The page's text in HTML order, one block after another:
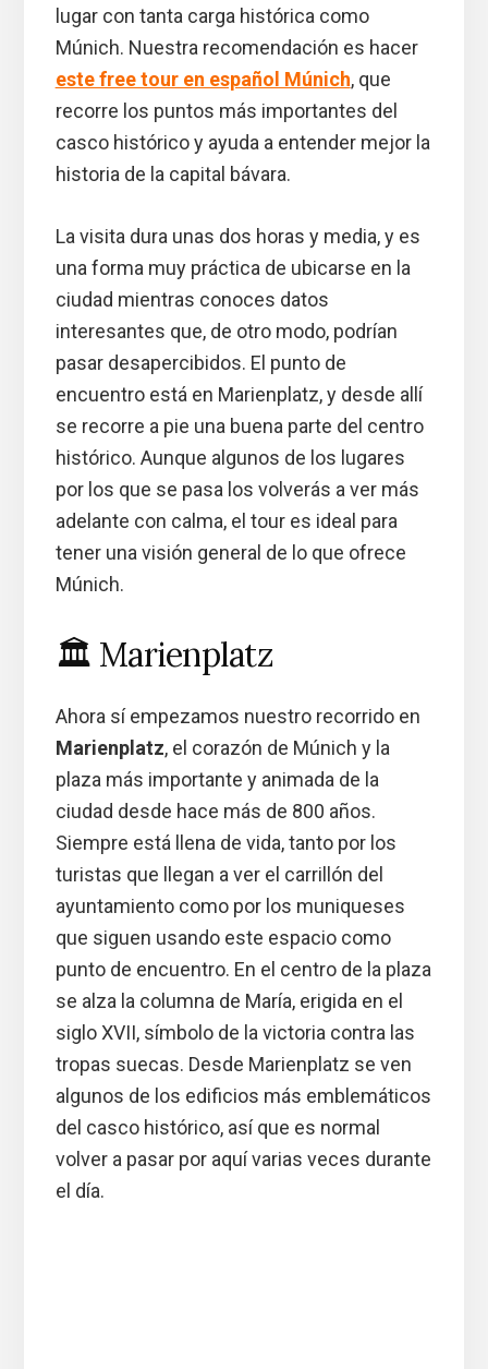
lugar con tanta carga histórica como
Múnich. Nuestra recomendación es hacer
este free tour en español Múnich, que
recorre los puntos más importantes del
casco histórico y ayuda a entender mejor la
historia de la capital bávara.
La visita dura unas dos horas y media, y es
una forma muy práctica de ubicarse en la
ciudad mientras conoces datos
interesantes que, de otro modo, podrían
pasar desapercibidos. El punto de
encuentro está en Marienplatz, y desde allí
se recorre a pie una buena parte del centro
histórico. Aunque algunos de los lugares
por los que se pasa los volverás a ver más
adelante con calma, el tour es ideal para
tener una visión general de lo que ofrece
Múnich.
🏛️ Marienplatz
Ahora sí empezamos nuestro recorrido en
Marienplatz, el corazón de Múnich y la
plaza más importante y animada de la
ciudad desde hace más de 800 años.
Siempre está llena de vida, tanto por los
turistas que llegan a ver el carrillón del
ayuntamiento como por los muniqueses
que siguen usando este espacio como
punto de encuentro. En el centro de la plaza
se alza la columna de María, erigida en el
siglo XVII, símbolo de la victoria contra las
tropas suecas. Desde Marienplatz se ven
algunos de los edificios más emblemáticos
del casco histórico, así que es normal
volver a pasar por aquí varias veces durante
el día.